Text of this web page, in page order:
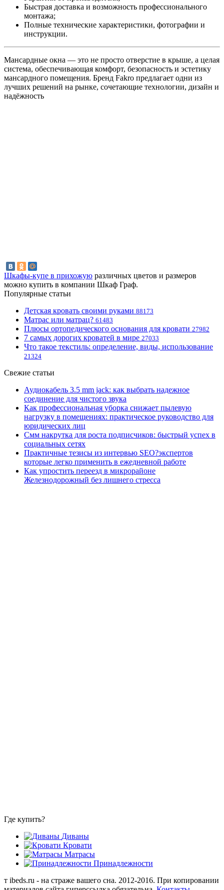
Быстрая доставка и возможность профессионального
монтажа;
Полные технические характеристики, фотографии и
инструкции.
Мансардные окна — это не просто отверстие в крыше, а целая
система, обеспечивающая комфорт, безопасность и эстетику
мансардного помещения. Бренд Fakro предлагает одни из
лучших решений на рынке, сочетающие технологии, дизайн и
надёжность
Шкафы-купе в прихожую различных цветов и размеров
можно купить в компании Шкаф Граф.
Популярные статьи
Детская кровать своими руками 88173
Матрас или матрац? 61483
Плюсы ортопедического основания для кровати 27982
7 самых дорогих кроватей в мире 27033
Что такое текстиль: определение, виды, использование
21324
Свежие статьи
Аудиокабель 3.5 mm jack: как выбрать надежное
соединение для чистого звука
Как профессиональная уборка снижает пылевую
нагрузку в помещениях: практическое руководство для
юридических лиц
Смм накрутка для роста подписчиков: быстрый успех в
социальных сетях
Практичные тезисы из интервью SEO?экспертов
которые легко применить в ежедневной работе
Как упростить переезд в микрорайоне
Железнодорожный без лишнего стресса
Где купить?
Диваны
Кровати
Матрасы
Принадлежности
т ibeds.ru - на страже вашего сна. 2012-2016. При копировании